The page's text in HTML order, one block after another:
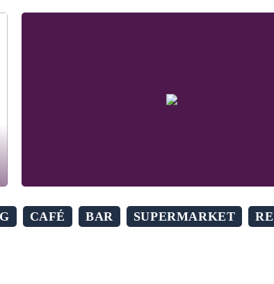
CAFÉ BAR SUPERMARKET